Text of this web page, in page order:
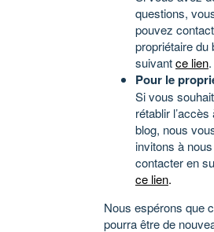
questions,
pouvez
propriétaire du
suivantce lien.
Pour le
Si vous
rétablir
blog, nous
invitons à nous
contacter en
ce lien.
Nous espérons que
pourra être de